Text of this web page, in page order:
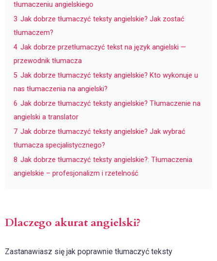
tłumaczeniu angielskiego
3 Jak dobrze tłumaczyć teksty angielskie? Jak zostać
tłumaczem?
4 Jak dobrze przetłumaczyć tekst na język angielski —
przewodnik tłumacza
5 Jak dobrze tłumaczyć teksty angielskie? Kto wykonuje u
nas tłumaczenia na angielski?
6 Jak dobrze tłumaczyć teksty angielskie? Tłumaczenie na
angielski a translator
7 Jak dobrze tłumaczyć teksty angielskie? Jak wybrać
tłumacza specjalistycznego?
8 Jak dobrze tłumaczyć teksty angielskie?: Tłumaczenia
angielskie – profesjonalizm i rzetelność
Dlaczego akurat angielski?
Zastanawiasz się jak poprawnie tłumaczyć teksty